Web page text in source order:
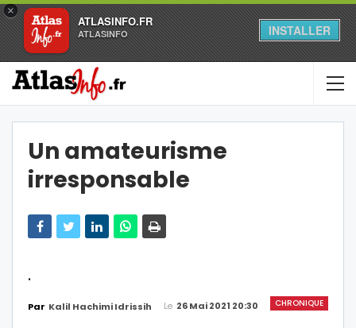
×
ATLASINFO.FR
ATLASINFO INSTALLER
Un amateurisme
irresponsable
.
CHRONIQUE
Par Kalil Hachimi Idrissih Le 26 Mai 2021 20:30